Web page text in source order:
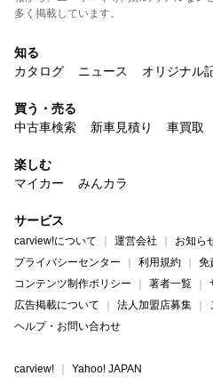
多く掲載しています。
知る
カタログ
ニュース オリジナル
買う・売る
中古車検索
新車見積り 車買取
楽しむ
マイカー
みんカラ
サービス
carview!について 運営会社 お知ら
プライバシーセンター
利用規約
免
コンテンツ制作ポリシー
著者一覧
広告掲載について
法人加盟店募集
ヘルプ・お問い合わせ
carview! Yahoo! JAPAN